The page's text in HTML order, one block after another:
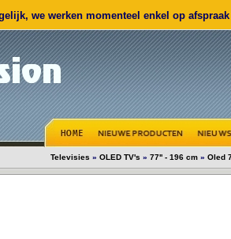
we werken momenteel enkel op
Televisies » OLED TV's » 77'' - 196 cm » Oled